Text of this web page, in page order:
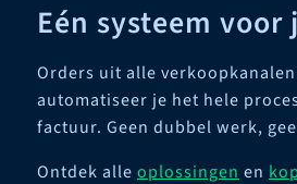
Eén systeem
Orders uit alle
automatiseer je het hele
factuur. Geen dubbel werk,
Ontdek alle oplossingen en